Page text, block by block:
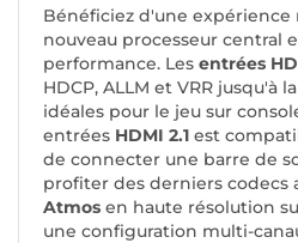
Bénéficiez d'une expérience
nouveau processeur central
performance. Les entrées
HDCP, ALLM et VRR jusqu'à
idéales pour le jeu sur
entrées HDMI 2.1 est
de connecter une barre de
profiter des derniers codecs
Atmos en haute résolution
une configuration multi-